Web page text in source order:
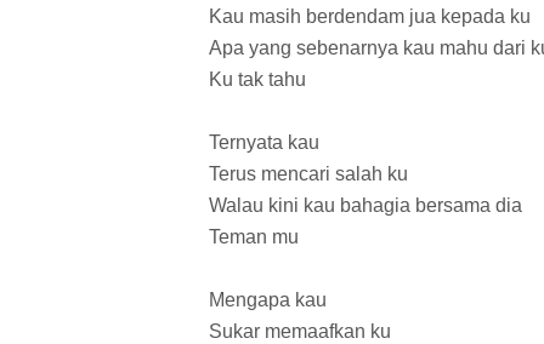
Kau masih berdendam jua kepada ku
Apa yang sebenarnya kau mahu dari
Ku tak tahu
Ternyata kau
Terus mencari salah ku
Walau kini kau bahagia bersama dia
Teman mu
Mengapa kau
Sukar memaafkan ku